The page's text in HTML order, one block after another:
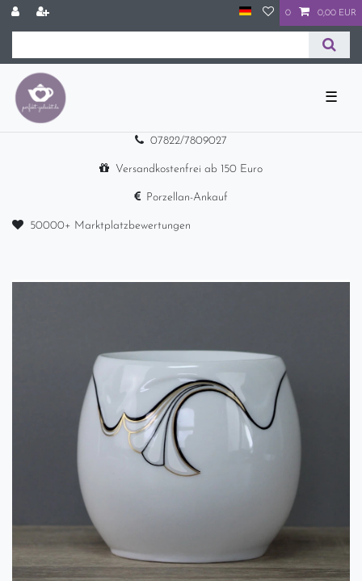
0 0,00 EUR
☰
07822/7809027
Versandkostenfrei ab 150 Euro
Porzellan-Ankauf
50000+ Marktplatzbewertungen